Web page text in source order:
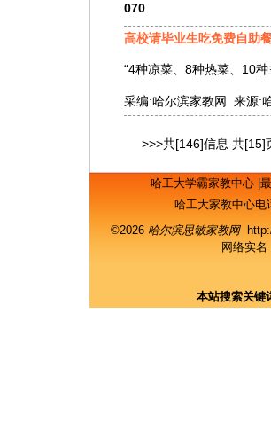
070
高校请毕业生吃免费自助
“4种凉菜、8种热菜、10种
采编:哈尔滨家教网 来源:
>>>共[146]信息 共[15]
哈工大学霸家教中心
哈工大家教中心电
©2026 哈尔滨思敏家教网
网络实名
本站搜索关键